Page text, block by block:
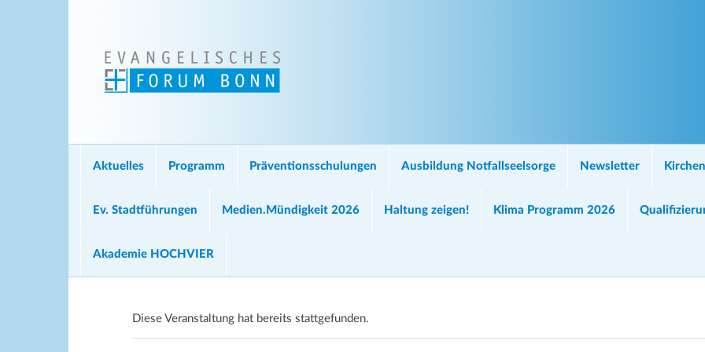
Aktuelles Programm Präventionsschulungen Ausbildung Notfallseelsorge Newsletter
Ev. Stadtführungen Medien.Mündigkeit 2026 Haltung zeigen! Klima Programm 2026
Akademie HOCHVIER
Diese Veranstaltung hat bereits stattgefunden.